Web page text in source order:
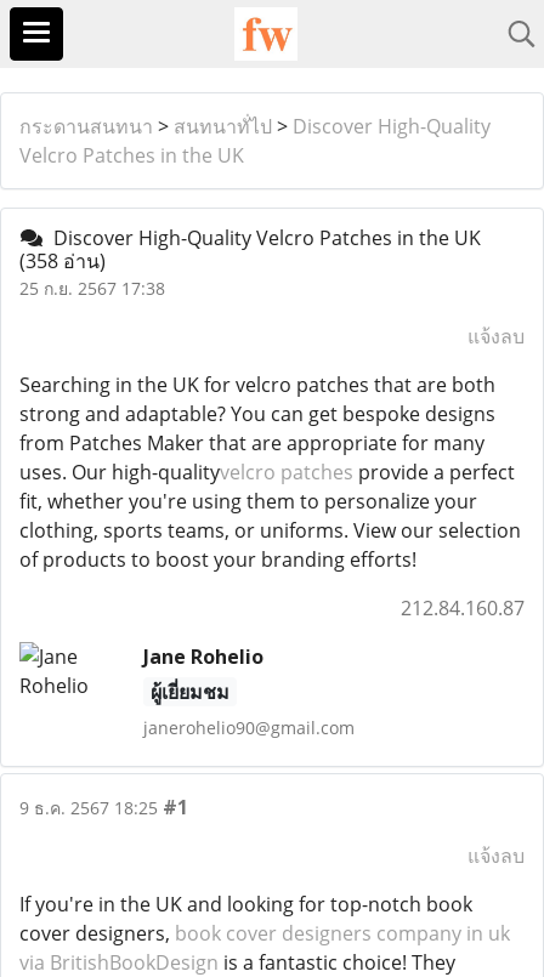
กระดานสนทนา > สนทนาทั่ไป > Discover High-Quality
Velcro Patches in the UK
Discover High-Quality Velcro Patches in the UK
(358 อ่าน)
25 ก.ย. 2567 17:38
แจ้งลบ
Searching in the UK for velcro patches that are both
strong and adaptable? You can get bespoke designs
from Patches Maker that are appropriate for many
uses. Our high-qualityvelcro patches provide a perfect
fit, whether you're using them to personalize your
clothing, sports teams, or uniforms. View our selection
of products to boost your branding efforts!
212.84.160.87
Jane Rohelio
ผู้เยี่ยมชม
janerohelio90@gmail.com
9 ธ.ค. 2567 18:25 #1
แจ้งลบ
If you're in the UK and looking for top-notch book
cover designers, book cover designers company in uk
via BritishBookDesign is a fantastic choice! They